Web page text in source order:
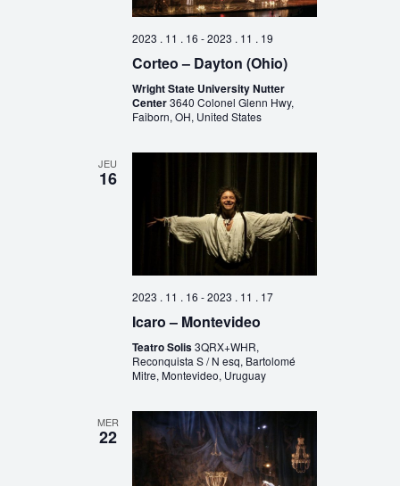
2023 . 11 . 16 -2023 . 11 . 19
Corteo – Dayton (Ohio)
Wright State University Nutter
Center3640 Colonel Glenn Hwy,
Faiborn, OH, United States
JEU
16
2023 . 11 . 16 -2023 . 11 . 17
Icaro – Montevideo
Teatro Solis3QRX+WHR,
Reconquista S / N esq, Bartolomé
Mitre, Montevideo, Uruguay
MER
22